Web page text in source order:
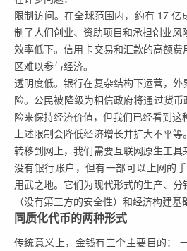
限制访问。在全球范围内，约有 17 亿
制了人们创业、资助项目和承担创业风
效率低下。信用卡交易和汇款的高额
区难以参与经济。
透明度低。银行在复杂结构下运营，
险。公民被降级为相信政府将通过货
险来保持经济价值，但我们已经看到这
上述限制会降低经济增长并扩大不平
转移到网上，我们需要互联网原生工
没有银行账户，但有一部可以上网的
用武之地。它们为现代形式的生产、
（没有第三方的安全性）和经济构建基
同质化代币的两种形式
传统意义上，金钱有三个主要目的：